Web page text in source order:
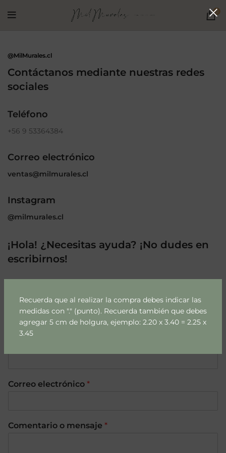
Recuerda que al realizar la compra debes indicar las
medidas con "." (punto). Recuerda también que debes
agregar 5 cm de holgura, ejemplo: 2.20 x 3.40 = 2.25 x
3.45
0
@MilMurales.cl
Contáctanos mediante nuestras redes
sociales
Teléfono
+56 9 53364384
Correo electrónico
ventas@milmurales.cl
Instagram
@milmurales.cl
¡Hola! ¿Necesitas ayuda? ¡No dudes en
escribirnos!
Nombre Apellidos
Correo electrónico *
Comentario o mensaje *